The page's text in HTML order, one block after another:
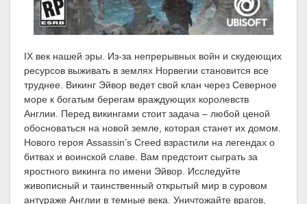
IX век нашей эры. Из-за непрерывных войн и скудеющих
ресурсов выживать в землях Норвегии становится все
труднее. Викинг Эйвор ведет свой клан через Северное
море к богатым берегам враждующих королевств
Англии. Перед викингами стоит задача – любой ценой
обосноваться на новой земле, которая станет их домом.
Нового героя Assassin’s Creed взрастили на легендах о
битвах и воинской славе. Вам предстоит сыграть за
яростного викинга по имени Эйвор. Исследуйте
живописный и таинственный открытый мир в суровом
антураже Англии в темные века. Уничтожайте врагов,